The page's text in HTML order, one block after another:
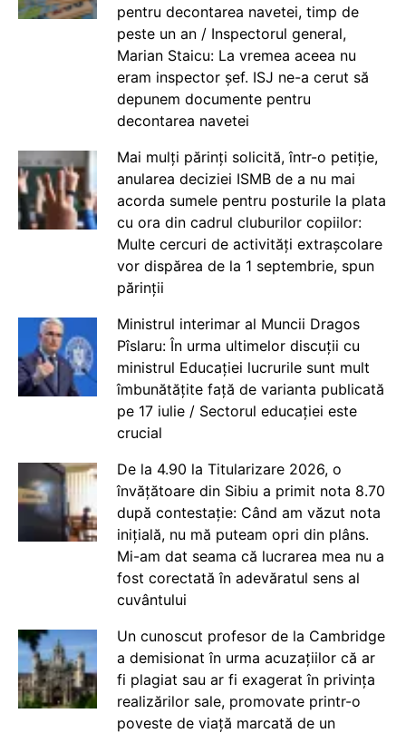
pentru decontarea navetei, timp de
peste un an / Inspectorul general,
Marian Staicu: La vremea aceea nu
eram inspector șef. ISJ ne-a cerut să
depunem documente pentru
decontarea navetei
Mai mulți părinți solicită, într-o petiție,
anularea deciziei ISMB de a nu mai
acorda sumele pentru posturile la plata
cu ora din cadrul cluburilor copiilor:
Multe cercuri de activități extrașcolare
vor dispărea de la 1 septembrie, spun
părinții
Ministrul interimar al Muncii Dragos
Pîslaru: În urma ultimelor discuții cu
ministrul Educației lucrurile sunt mult
îmbunătățite față de varianta publicată
pe 17 iulie / Sectorul educației este
crucial
De la 4.90 la Titularizare 2026, o
învățătoare din Sibiu a primit nota 8.70
după contestație: Când am văzut nota
inițială, nu mă puteam opri din plâns.
Mi-am dat seama că lucrarea mea nu a
fost corectată în adevăratul sens al
cuvântului
Un cunoscut profesor de la Cambridge
a demisionat în urma acuzațiilor că ar
fi plagiat sau ar fi exagerat în privința
realizărilor sale, promovate printr-o
poveste de viață marcată de un